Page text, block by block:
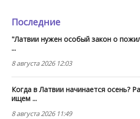
Последние
"Латвии нужен особый закон о
...
8 августа 2026 12:03
Когда в Латвии начинается осень?
ищем ...
8 августа 2026 11:49